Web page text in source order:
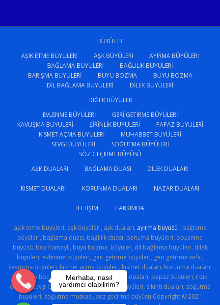
Merhaba, nasıl
yardımcı olabilirim?
BÜYÜLER
AŞIK ETME BÜYÜLERI
AŞK BÜYÜLERI
AYIRMA BÜYÜLERI
BAĞLAMA BÜYÜLERI
BAĞLILIK BÜYÜLERI
BARIŞMA BÜYÜLERI
BÜYÜ BOZMA
BÜYÜ BOZMA
DIL BAĞLAMA BÜYÜLERI
DILEK BÜYÜLERI
DIĞER BÜYÜLER
EVLENME BÜYÜLERI
GERI GETIRME BÜYÜLERI
KAVUŞMA BÜYÜLERI
ŞIRINLIK BÜYÜLERI
PAPAZ BÜYÜLERI
KISMET AÇMA BÜYÜLERI
MUHABBET BÜYÜLERI
SEVGI BÜYÜLERI
SOĞUTMA BÜYÜLERI
SÖZ GEÇIRME BÜYÜSÜ
AŞK DUALARI
BAĞLAMA DUASI DILEK DUALARI
KISMET DUALARI KORUNMA DUALARI NAZAR DUALARI
İLETIŞIM HAKKIMDA
aşık etme büyüleri, aşk büyüleri, aşk duaları, ayırma büyüsü , bağlama
büyüleri, bağlama duası, bağlılık duası, barışma büyüleri, boşanma
büyüsü, boy hamaylı, büyü bozma, büyüler, dil bağlama büyüleri, dilek
büyüleri, evlenme büyüleri, geri getirme büyüleri, geri getirme vefki,
kavuşma büyüleri, kısmet açma büyüleri, kısmet duaları, korunma duaları,
medyum hoca, muhabbet büyüleri, nazar duaları, papaz büyüleri, rızık
duaları, sevgi büyüsü, sevgi sihri, şirinlik büyüleri, sıkıntı duaları, soğutma
büyüleri, soğutma muskası, söz geçirme büyüsü Copyright © 2021